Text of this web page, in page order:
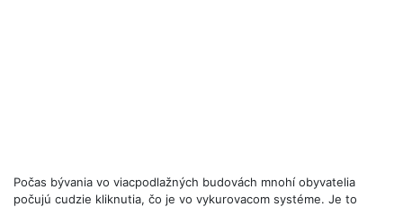
Počas bývania vo viacpodlažných budovách mnohí obyvatelia
počujú cudzie kliknutia, čo je vo vykurovacom systéme. Je to